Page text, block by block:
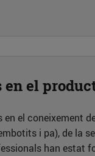
en el
en el coneixement
i pa), de la
han estat